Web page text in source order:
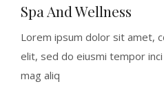
Spa And Wellness
Lorem ipsum dolor sit amet,
elit, sed do eiusmi tempor
mag aliq